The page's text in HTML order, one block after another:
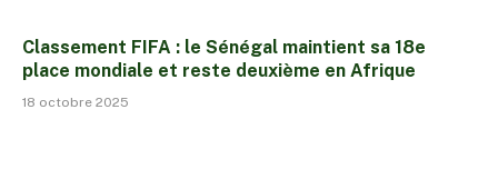
Classement FIFA : le Sénégal maintient sa 18e
place mondiale et reste deuxième en Afrique
18 octobre 2025